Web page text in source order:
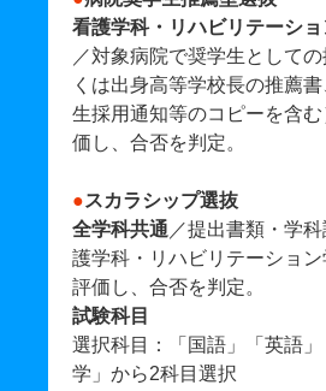
看護学科・リハビリテーシ
／対象病院で奨学生として
くは出身高等学校長の推薦
生採用通知等のコピーを含
価し、合否を判定。
●スカラシップ選抜
全学科共通 ／提出書類・学
護学科・リハビリテーショ
評価し、合否を判定。
試験科目
選択科目：「国語」「英語
学」から2科目選択